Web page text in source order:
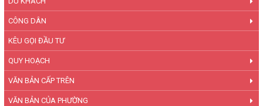
CÔNG DÂN
KÊU GỌI ĐẦU TƯ
QUY HOẠCH
VĂN BẢN CẤP TRÊN
VĂN BẢN CỦA PHƯỜNG